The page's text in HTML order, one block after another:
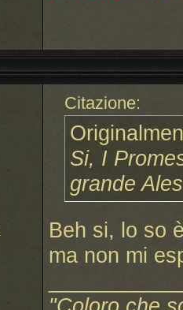
Citazione:
Si, I
grande
Beh si, lo so
ma non mi